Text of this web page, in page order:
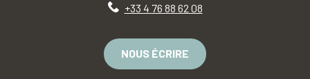
+33 4 76 88 62 08
NOUS ÉCRIRE